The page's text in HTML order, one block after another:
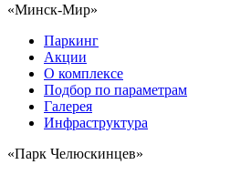
«Минск-Мир»
Паркинг
Акции
О комплексе
Подбор по параметрам
Галерея
Инфраструктура
«Парк Челюскинцев»